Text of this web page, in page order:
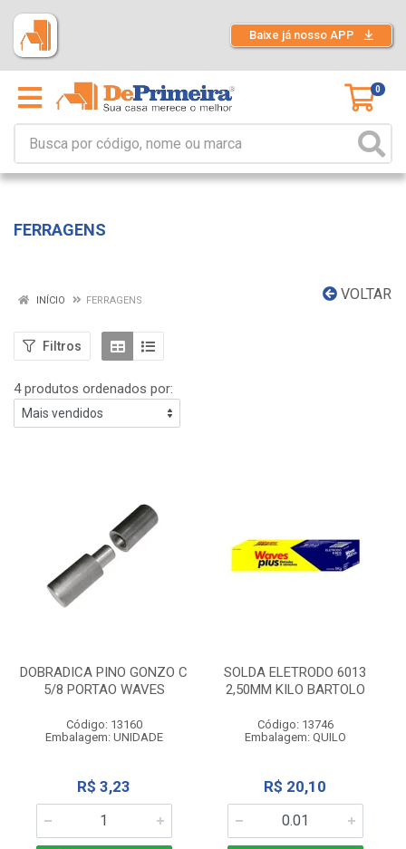
Baixe já nosso APP
0
FERRAGENS
VOLTAR
INÍCIO FERRAGENS
Filtros
4 produtos ordenados por:
DOBRADICA PINO GONZO C
5/8 PORTAO WAVES
Código: 13160
Embalagem: UNIDADE
R$ 3,23
SOLDA ELETRODO 6013
2,50MM KILO BARTOLO
Código: 13746
Embalagem: QUILO
R$ 20,10